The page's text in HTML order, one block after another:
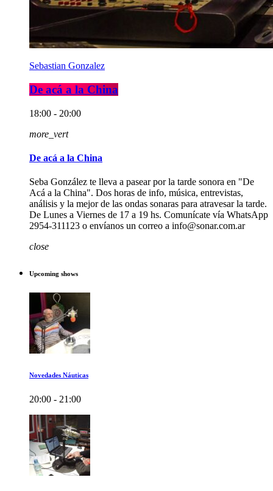
Sebastian Gonzalez
De acá a la China
18:00 - 20:00
more_vert
De acá a la China
Seba González te lleva a pasear por la tarde sonora en "De
Acá a la China". Dos horas de info, música, entrevistas,
análisis y la mejor de las ondas sonaras para atravesar la tarde.
De Lunes a Viernes de 17 a 19 hs. Comunícate vía WhatsApp
2954-311123 o envíanos un correo a info@sonar.com.ar
close
Upcoming shows
Novedades Náuticas
20:00 - 21:00